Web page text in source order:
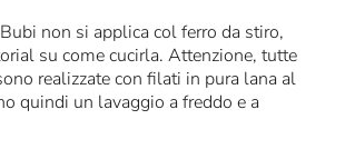
non si applica col ferro da stiro,
su come cucirla. Attenzione, tutte
realizzate con filati in pura lana al
quindi un lavaggio a freddo e a